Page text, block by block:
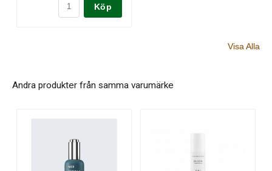
Köp
Visa Alla
Andra produkter från samma varumärke